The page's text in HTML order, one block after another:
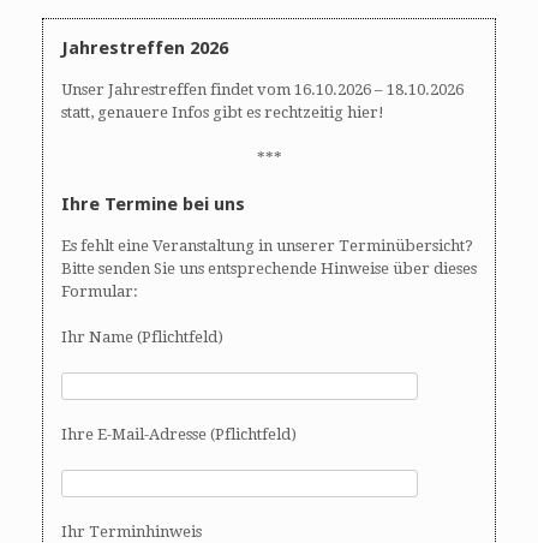
Jahrestreffen 2026
Unser Jahrestreffen findet vom 16.10.2026 – 18.10.2026
statt, genauere Infos gibt es rechtzeitig hier!
***
Ihre Termine bei uns
Es fehlt eine Veranstaltung in unserer Terminübersicht?
Bitte senden Sie uns entsprechende Hinweise über dieses
Formular:
Ihr Name (Pflichtfeld)
Ihre E-Mail-Adresse (Pflichtfeld)
Ihr Terminhinweis